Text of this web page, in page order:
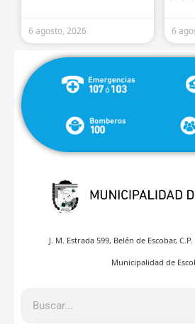
6 agosto, 2026 6
J. M. Estrada 599, Belén de Escobar,
Municipalidad de